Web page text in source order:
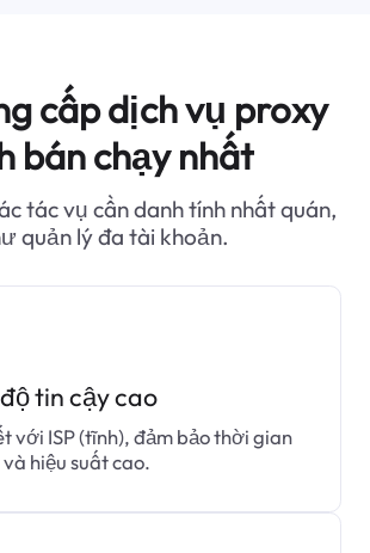
cấp dịch vụ proxy
bán chạy nhất
tác vụ cần danh tính nhất quán,
quản lý đa tài khoản.
tin cậy cao
với ISP (tĩnh), đảm bảo thời gian
hiệu suất cao.